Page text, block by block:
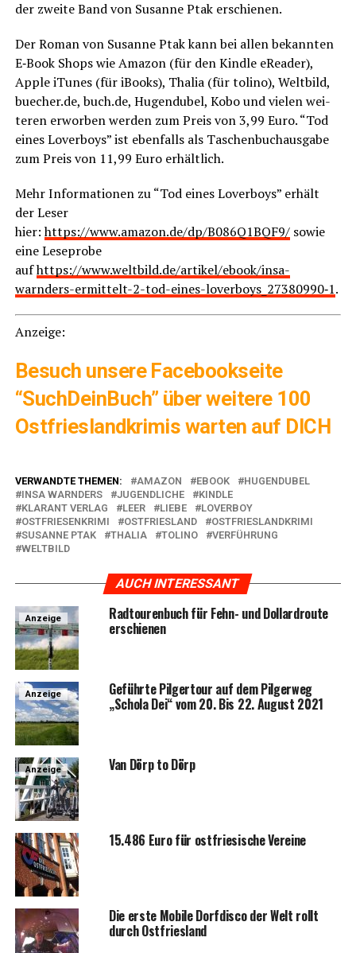
der zwei­te Band von Susan­ne Ptak erschienen.
Der Roman von Susan­ne Ptak kann bei allen bekann­ten
E‑Book Shops wie Ama­zon (für den Kind­le eRea­der),
Apple iTu­nes (für iBooks), Tha­lia (für toli­no), Welt­bild,
buecher.de, buch.de, Hugen­du­bel, Kobo und vie­len wei­
te­ren erwor­ben wer­den zum Preis von 3,99 Euro. “Tod
eines Lover­boys” ist eben­falls als Taschen­buch­aus­ga­be
zum Preis von 11,99 Euro erhältlich.
Mehr Infor­ma­tio­nen zu “Tod eines Lover­boys” erhält
der Leser
hier:https://www.amazon.de/dp/B086Q1BQF9/sowie
eine Lese­pro­be
aufhttps://www.weltbild.de/artikel/ebook/insa-
warnders-ermittelt-2-tod-eines-loverboys_27380990‑1.
Anzei­ge:
Besuch unse­re Face­book­sei­te
“SuchD­ein­Buch” über wei­te­re 100
Ost­fries­land­kri­mis war­ten auf DICH
VERWANDTE THEMEN: AMAZON EBOOK
HUGENDUBEL
INSA WARNDERS
JUGENDLICHE
KINDLE
KLARANT VERLAG
LEER LIEBE
LOVERBOY
OSTFRIESENKRIMI
OSTFRIESLAND
OSTFRIESLANDKRIMI
SUSANNE PTAK
THALIA TOLINO
VERFÜHRUNG
WELTBILD
AUCH INTERESSANT
Anzeige Rad­tou­ren­buch für Fehn- und Dol­lard­rou­te
erschienen
Anzeige Geführ­te Pil­ger­tour auf dem Pil­ger­weg
„Scho­la Dei“ vom 20. Bis 22. August 2021
Anzeige Van Dörp to Dörp
15.486 Euro für ost­frie­si­sche Vereine
Die ers­te Mobi­le Dorf­dis­co der Welt rollt
durch Ostfriesland